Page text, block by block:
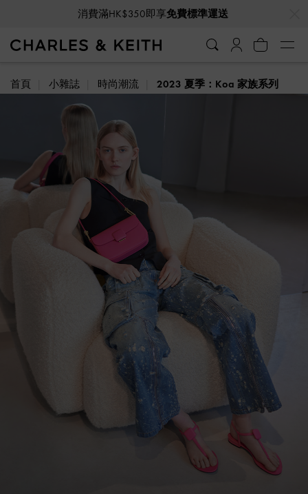
消費滿HK$350即享免費標準運送
首頁 小雜誌 時尚潮流 2023 夏季：Koa 家族系列